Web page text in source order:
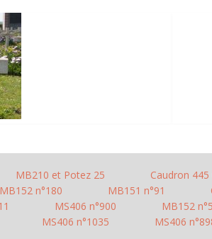
MB210 et Potez 25 Caudron 445
MB152 n°180 MB151 n°91
MS406 n°900 MB152
MS406 n°1035 MS406